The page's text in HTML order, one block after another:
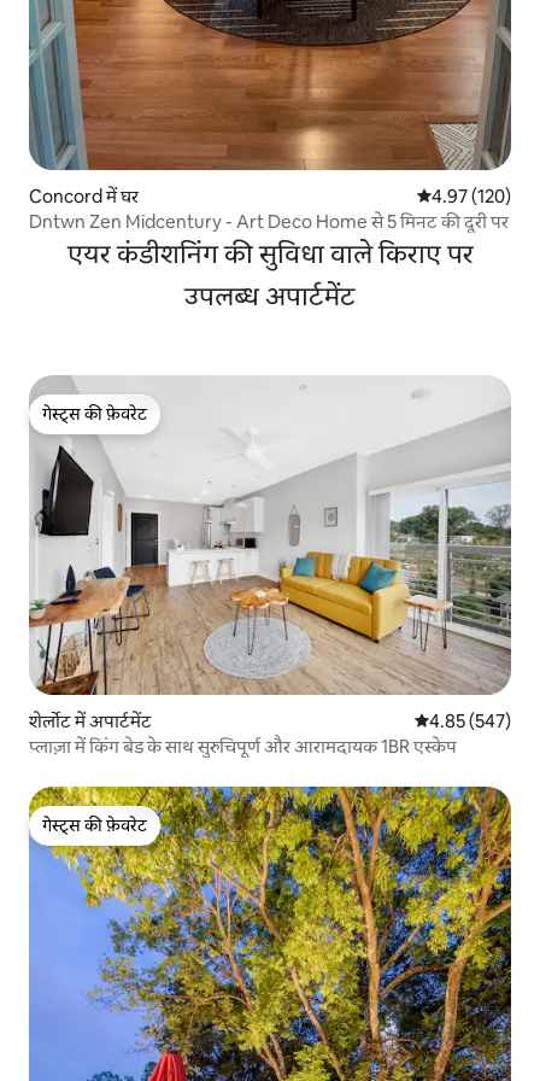
Concord में घर औसत रेटिंग 5 में से
4.97 (120)
Dntwn Zen Midcentury - Art Deco Home से 5 मिनट की दूरी पर
एयर कंडीशनिंग की सुविधा वाले किराए पर
उपलब्ध अपार्टमेंट
गेस्ट्स की फ़ेवरेट
गेस्ट्स की फ़ेवरेट
शेर्लोट में अपार्टमेंट औसत रेटिंग 5 में से
4.85 (547)
प्लाज़ा में किंग बेड के साथ सुरुचिपूर्ण और आरामदायक 1BR एस्केप
गेस्ट्स की फ़ेवरेट
गेस्ट्स की फ़ेवरेट